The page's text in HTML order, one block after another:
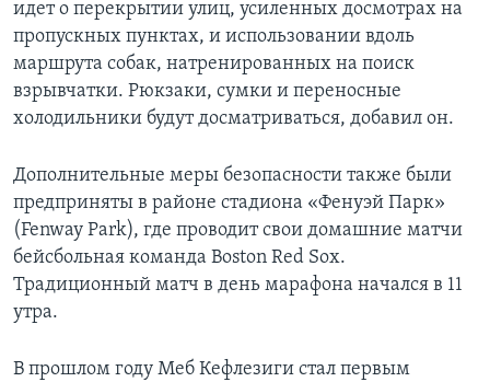
идет о перекрытии улиц, усиленных досмотрах на
пропускных пунктах, и использовании вдоль
маршрута собак, натренированных на поиск
взрывчатки. Рюкзаки, сумки и переносные
холодильники будут досматриваться, добавил он.
Дополнительные меры безопасности также были
предприняты в районе стадиона «Фенуэй Парк»
(Fenway Park), где проводит свои домашние матчи
бейсбольная команда Boston Red Sox.
Традиционный матч в день марафона начался в 11
утра.
В прошлом году Меб Кефлезиги стал первым